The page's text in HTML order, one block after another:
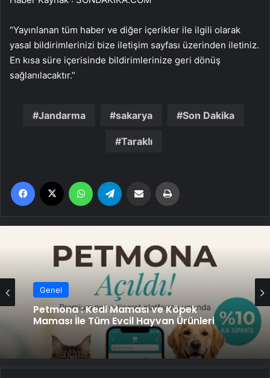
“Yayınlanan tüm haber ve diğer içerikler ile ilgili olarak
yasal bildirimlerinizi bize iletişim sayfası üzerinden iletiniz.
En kısa süre içerisinde bildirimlerinize geri dönüş
sağlanılacaktır.”
Jandarma sakarya Son Dakika
Taraklı
Facebook WhatsApp Email'den paylaş
Genel
Petmona : Kedi Maması ve Köpek
Maması İle Tüm Evcil Hayvan Ürünleri